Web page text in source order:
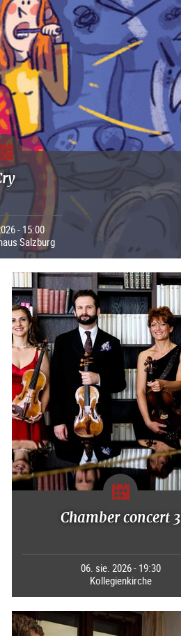
- 15:00
Salzburg
Chamber concert 3
06. sie. 2026 - 19:30
Kollegienkirche